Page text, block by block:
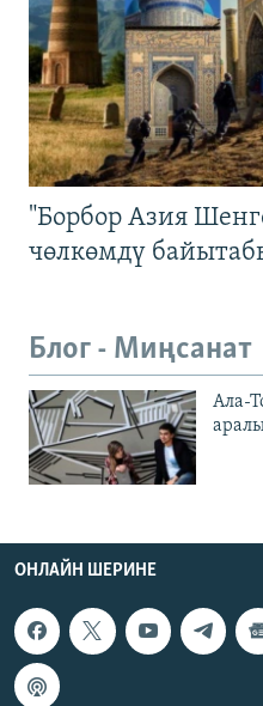
"Борбор Азия
чөлкөмдү
Блог - Миңсанат
Ала-
ОНЛАЙН ШЕРИНЕ